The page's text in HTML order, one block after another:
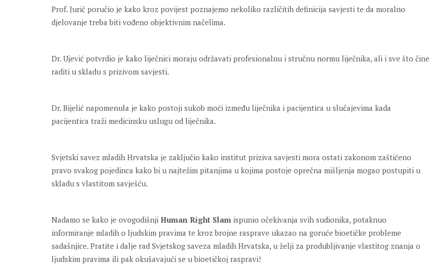
Prof. Jurić poručio je kako kroz povijest poznajemo nekoliko različitih definicija savjesti te da moralno
djelovanje treba biti vođeno objektivnim načelima.
Dr. Ujević potvrdio je kako liječnici moraju održavati profesionalnu i stručnu normu liječnika, ali i sve što čine
raditi u skladu s prizivom savjesti.
Dr. Bijelić napomenula je kako postoji sukob moći između liječnika i pacijentica u slučajevima kada
pacijentica traži medicinsku uslugu od liječnika.
Svjetski savez mladih Hrvatska je zaključio kako institut priziva savjesti mora ostati zakonom zaštićeno
pravo svakog pojedinca kako bi u najtežim pitanjima u kojima postoje oprečna mišljenja mogao postupiti u
skladu s vlastitom savješću.
Nadamo se kako je ovogodišnji Human Right Slam ispunio očekivanja svih sudionika, potaknuo
informiranje mladih o ljudskim pravima te kroz brojne rasprave ukazao na goruće bioetičke probleme
sadašnjice. Pratite i dalje rad Svjetskog saveza mladih Hrvatska, u želji za produbljivanje vlastitog znanja o
ljudskim pravima ili pak okušavajući se u bioetičkoj raspravi!